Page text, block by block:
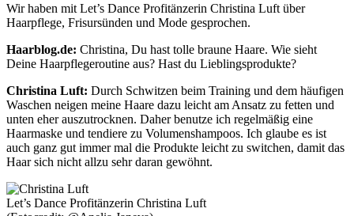
Wir haben mit Let’s Dance Profitänzerin Christina Luft über
Haarpflege, Frisursünden und Mode gesprochen.
Haarblog.de: Christina, Du hast tolle braune Haare. Wie sieht
Deine Haarpflegeroutine aus? Hast du Lieblingsprodukte?
Christina Luft: Durch Schwitzen beim Training und dem häufigen
Waschen neigen meine Haare dazu leicht am Ansatz zu fetten und
unten eher auszutrocknen. Daher benutze ich regelmäßig eine
Haarmaske und tendiere zu Volumenshampoos. Ich glaube es ist
auch ganz gut immer mal die Produkte leicht zu switchen, damit das
Haar sich nicht allzu sehr daran gewöhnt.
Let’s Dance Profitänzerin Christina Luft